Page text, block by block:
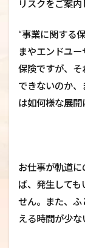
リスクをご案内
“事業に関する
まやエンドユ
保険ですが、そ
できないのか
は如何様な展
お仕事が軌道
ば、発生して
せん。また、ふ
える時間が少な